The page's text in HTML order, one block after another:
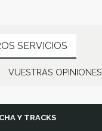
SERVICIOS
VUESTRAS OPINIONES
Y TRACKS